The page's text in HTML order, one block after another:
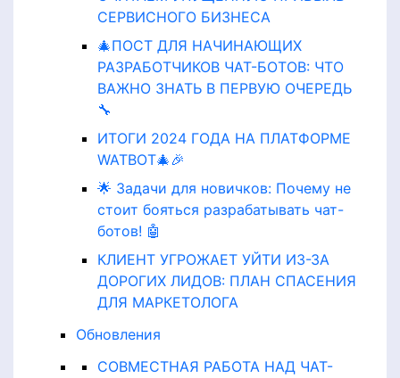
СЕРВИСНОГО БИЗНЕСА
🎄ПОСТ ДЛЯ НАЧИНАЮЩИХ
РАЗРАБОТЧИКОВ ЧАТ-БОТОВ: ЧТО
ВАЖНО ЗНАТЬ В ПЕРВУЮ ОЧЕРЕДЬ
🔧
ИТОГИ 2024 ГОДА НА ПЛАТФОРМЕ
WATBOT🎄🎉
🌟 Задачи для новичков: Почему не
стоит бояться разрабатывать чат-
ботов! 🤖
КЛИЕНТ УГРОЖАЕТ УЙТИ ИЗ-ЗА
ДОРОГИХ ЛИДОВ: ПЛАН СПАСЕНИЯ
ДЛЯ МАРКЕТОЛОГА
Обновления
СОВМЕСТНАЯ РАБОТА НАД ЧАТ-